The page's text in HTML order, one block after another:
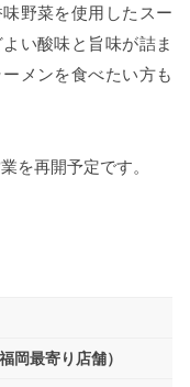
野菜を使用したスー
い酸味と旨味が詰ま
メンを食べたい方も
を再開予定です。
岡最寄り店舗）